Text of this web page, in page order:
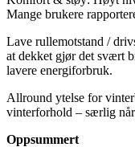
Mange brukere
Lave rullemotstand /
at dekket gjør det svært
lavere energiforbruk.
Allround ytelse for
vinterforhold – særlig
Oppsummert